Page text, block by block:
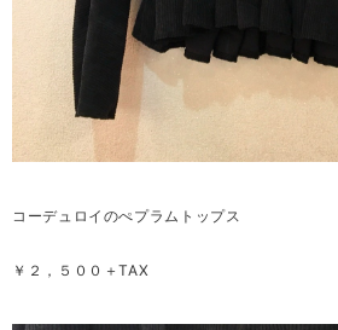
コーデュロイのぺプラムトップス
￥２，５００＋TAX